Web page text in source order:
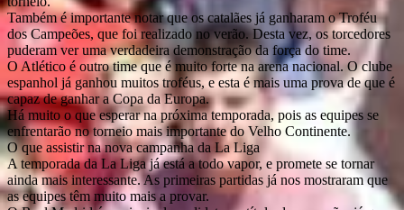
Também é importante notar que os catalães já ganharam o Troféu
dos Campeões, que foi realizado no verão. Desta vez, os torcedores
puderam ver uma verdadeira demonstração da força do time.
O Atlético é outro time que é muito forte na arena nacional. O clube
espanhol já ganhou muitos troféus, e esta é mais uma prova de que é
capaz de ganhar a Copa da Europa.
Há muito o que esperar na próxima temporada, pois as equipes se
enfrentarão no torneio mais importante do Velho Continente.
O que assistir na nova campanha da La Liga
A temporada da La Liga já está a todo vapor, e promete se tornar
ainda mais interessante. As primeiras partidas já nos mostraram que
as equipes têm muito mais a provar.